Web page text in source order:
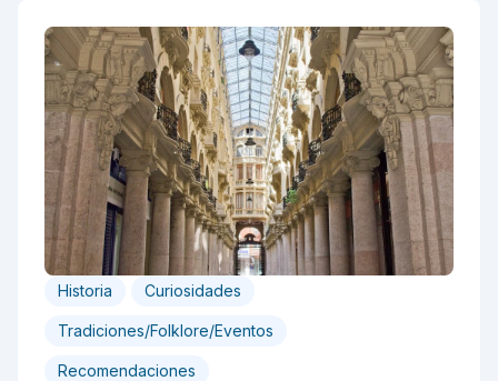
Historia Curiosidades
Tradiciones/Folklore/Eventos
Recomendaciones